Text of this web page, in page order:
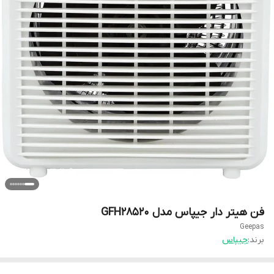
فن هیتر دار جیپاس مدل GFH28520
Geepas
برند:جیپاس